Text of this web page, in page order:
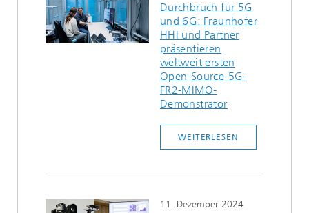
Durchbruch für 5G
und 6G: Fraunhofer
HHI und Partner
präsentieren
weltweit ersten
Open-Source-5G-
FR2-MIMO-
Demonstrator
WEITERLESEN
11. Dezember 2024